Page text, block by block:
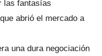
las fantasías
abrió el mercado a
una dura negociación